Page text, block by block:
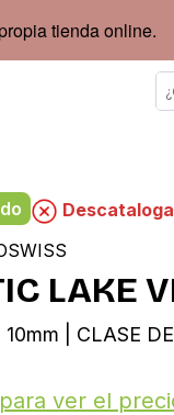
tienda online.
LAKE
| CLASE
ver el